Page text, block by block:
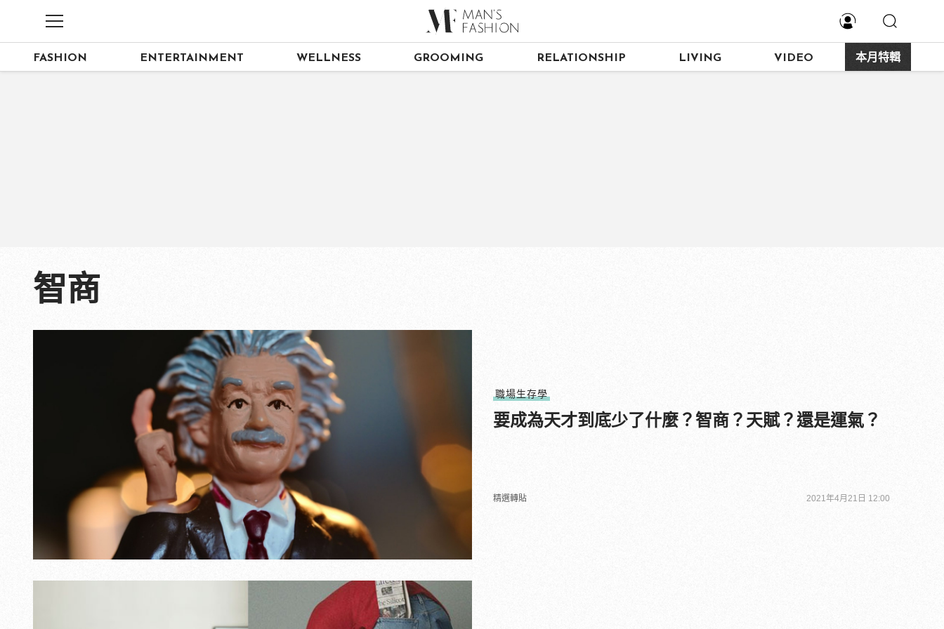
FASHION ENTERTAINMENT WELLNESS GROOMING RELATIONSHIP LIVING VIDEO 本月特輯
智商
職場生存學
要成為天才到底少了什麼？智商？天賦？還是運氣？
精選轉貼 2021年4月21日 12:00